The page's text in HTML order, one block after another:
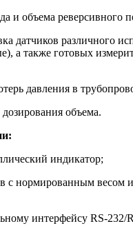
и объема реверсивного
датчиков различного
а также готовых
давления в
объема.
индикатор;
с нормированным весом
интерфейсу RS-232/